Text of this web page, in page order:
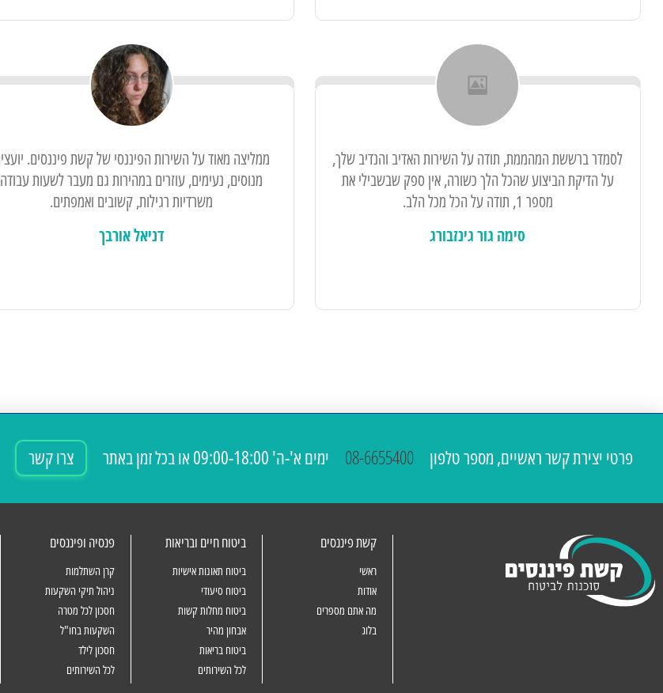
לסמדר ברששת המהממת, תודה על השירות האדיב והנדיב שלך,
על הדיקת הביצוע שהכל הלך כשורה, אין ספק שבשבילי את
מספר 1, תודה על הכל מכל הלב.
סימה גור גינזבורג
ממליצה מאוד על השירות הפיננסי של קשת פיננסים.
מנוסים, נעימים, עוזרים במהירות גם מעבר לשעות עבודה
משרדיות רגילות, קשובים ואמפתים.
דניאל אורבך
פרטי יצירת קשר ראשיים, מספר טלפון 08-6655400 ימים א'-ה' 09:00-18:00 או בכל זמן באתר צרו קשר
קשת פיננסים
ראשי
אודות
מה אתם מספרים
בלוג
ביטוח חיים ובריאות
ביטוח תאונות אישיות
ביטוח סיעודי
ביטוח מחלות קשות
אבחון מהיר
ביטוח בריאות
לכל השירותים
פנסיה ופיננסים
קרן השתלמות
ניהול תיקי השקעות
חסכון לכל מטרה
השקעות בחו"ל
חסכון לילד
לכל השירותים